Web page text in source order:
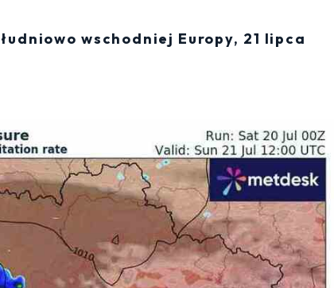
wschodniej Europy, 21 lipca